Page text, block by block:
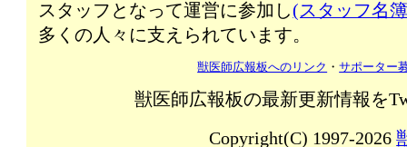
スタッフとなって運営に参加し(スタッフ名
多くの人々に支えられています。
獣医師広報板へのリンク ・サポーター
獣医師広報板の最新更新情報を
Copyright(C) 1997-2026